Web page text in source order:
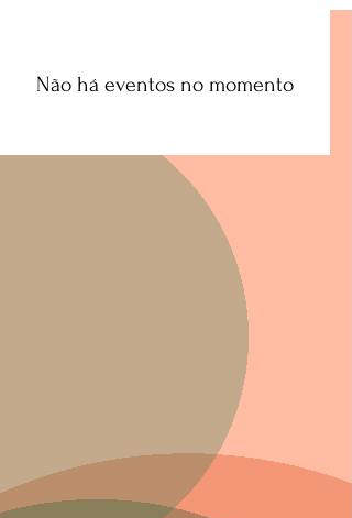
Não há eventos no momento